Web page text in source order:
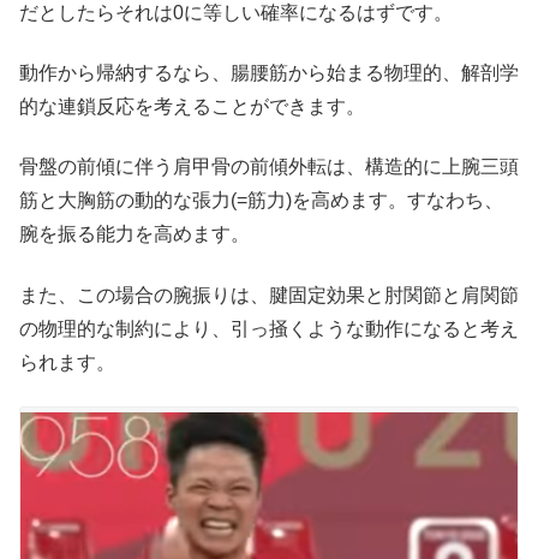
だとしたらそれは0に等しい確率になるはずです。
動作から帰納するなら、腸腰筋から始まる物理的、解剖学
的な連鎖反応を考えることができます。
骨盤の前傾に伴う肩甲骨の前傾外転は、構造的に上腕三頭
筋と大胸筋の動的な張力(=筋力)を高めます。すなわち、
腕を振る能力を高めます。
また、この場合の腕振りは、腱固定効果と肘関節と肩関節
の物理的な制約により、引っ掻くような動作になると考え
られます。